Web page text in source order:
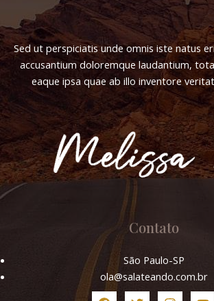
Sed ut perspiciatis unde omnis iste natus
accusantium doloremque laudantium,
eaque ipsa quae ab illo inventore
Contato
São Paulo-SP
ola@salateando.com.br